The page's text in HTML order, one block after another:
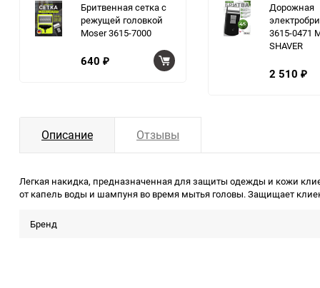
Бритвенная сетка с
режущей головкой
Moser 3615-7000
640 ₽
Дорожная
3615-0471
SHAVER
2 510 ₽
Описание Отзывы
Легкая накидка, предназначенная для защиты одежды и кожи
от капель воды и шампуня во время мытья головы. Защищает
Бренд